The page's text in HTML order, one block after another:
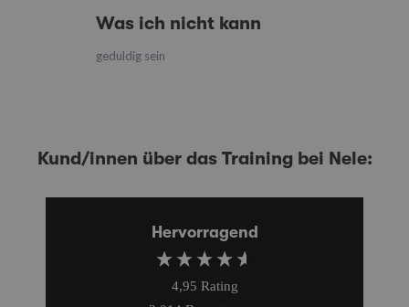
Was ich nicht kann
geduldig sein
Kund/innen über das Training bei Nele:
Hervorragend
4,95 Rating